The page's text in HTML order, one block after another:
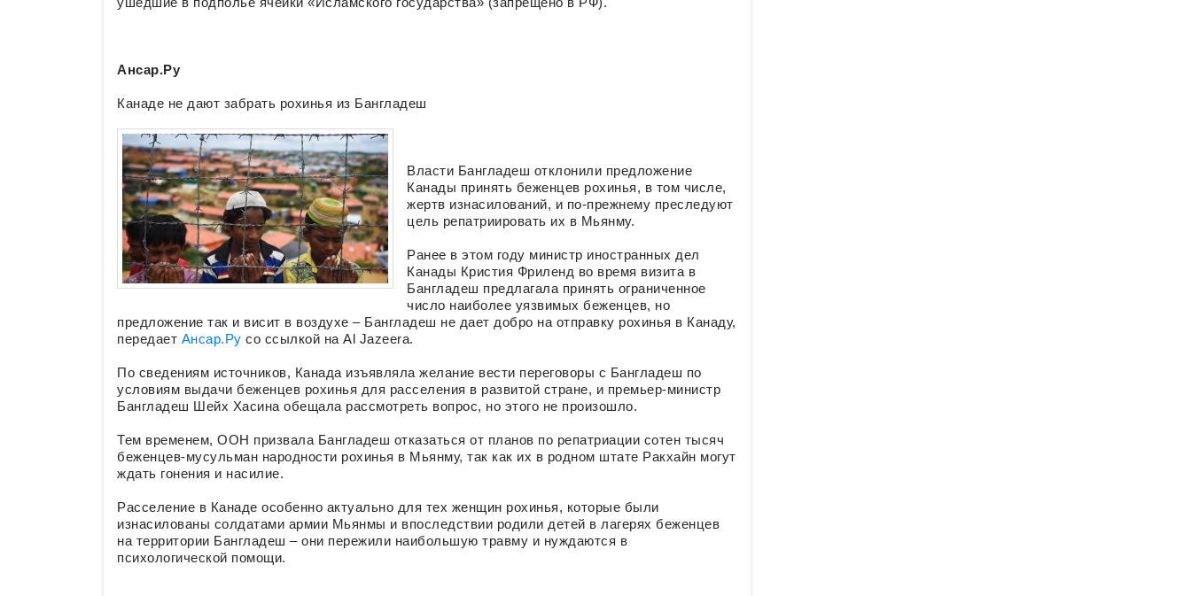
Ансар.Ру
Канаде не дают забрать рохинья из Бангладеш
Власти Бангладеш отклонили предложение
Канады принять беженцев рохинья, в том числе,
жертв изнасилований, и по-прежнему преследуют
цель репатриировать их в Мьянму.
Ранее в этом году министр иностранных дел
Канады Кристия Фриленд во время визита в
Бангладеш предлагала принять ограниченное
число наиболее уязвимых беженцев, но
предложение так и висит в воздухе – Бангладеш не дает добро на отправку рохинья в Канаду,
передает Ансар.Ру со ссылкой на Al Jazeera.
По сведениям источников, Канада изъявляла желание вести переговоры с Бангладеш по
условиям выдачи беженцев рохинья для расселения в развитой стране, и премьер-министр
Бангладеш Шейх Хасина обещала рассмотреть вопрос, но этого не произошло.
Тем временем, ООН призвала Бангладеш отказаться от планов по репатриации сотен тысяч
беженцев-мусульман народности рохинья в Мьянму, так как их в родном штате Ракхайн могут
ждать гонения и насилие.
Расселение в Канаде особенно актуально для тех женщин рохинья, которые были
изнасилованы солдатами армии Мьянмы и впоследствии родили детей в лагерях беженцев
на территории Бангладеш – они пережили наибольшую травму и нуждаются в
психологической помощи.